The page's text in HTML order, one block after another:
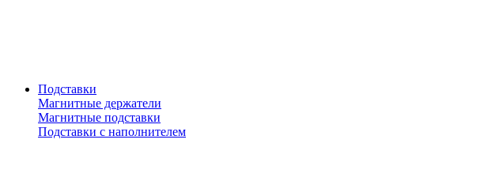
Подставки
Магнитные держатели
Магнитные подставки
Подставки с наполнителем